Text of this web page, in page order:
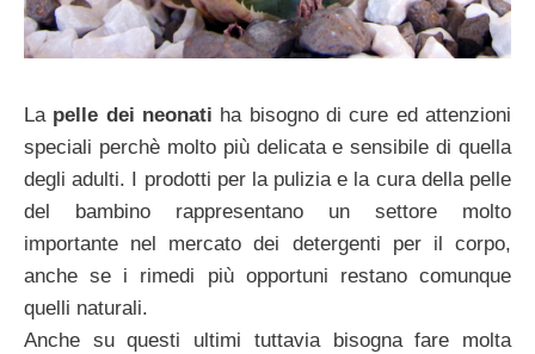
La pelle dei neonati ha bisogno di cure ed attenzioni
speciali perchè molto più delicata e sensibile di quella
degli adulti. I prodotti per la pulizia e la cura della pelle
del bambino rappresentano un settore molto
importante nel mercato dei detergenti per il corpo,
anche se i rimedi più opportuni restano comunque
quelli naturali.
Anche su questi ultimi tuttavia bisogna fare molta